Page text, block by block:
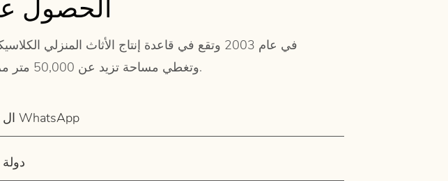
الحصول
Longjiang، منطقة Shunde، مدينة Foshan، وتغطي مساحة تزيد عن 50,000 متر مربع.
ال WhatsApp
دولة